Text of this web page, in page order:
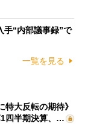
手“内部議事録”で
一覧を見る
特大反転の期待》
四半期決算、…